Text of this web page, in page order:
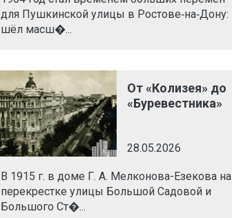
для Пушкинской улицы в Ростове‑на‑Дону:
шёл масш�...
От «Колизея» до
«Буревестника»
28.05.2026
В 1915 г. в доме Г. А. Мелконова-Езекова на
перекрестке улицы Большой Садовой и
Большого Ст�...